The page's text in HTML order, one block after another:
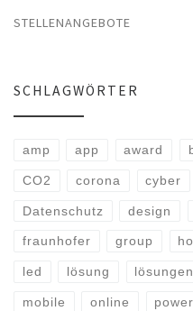
STELLENANGEBOTE
SCHLAGWÖRTER
amp app award
CO2 corona cyber
Datenschutz design
fraunhofer group
led lösung lösungen
mobile online power